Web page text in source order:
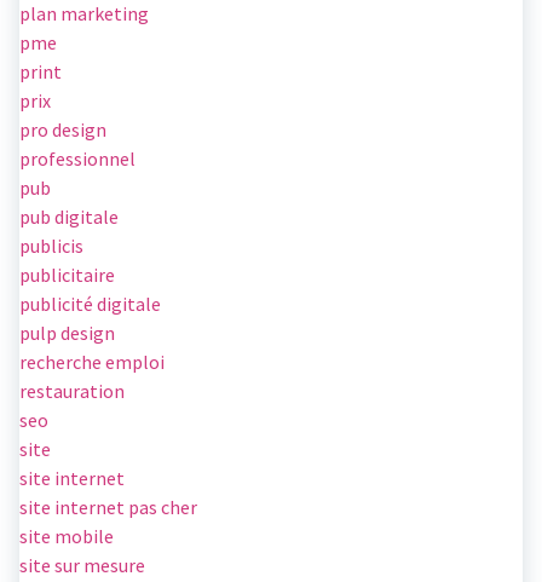
plan marketing
pme
print
prix
pro design
professionnel
pub
pub digitale
publicis
publicitaire
publicité digitale
pulp design
recherche emploi
restauration
seo
site
site internet
site internet pas cher
site mobile
site sur mesure